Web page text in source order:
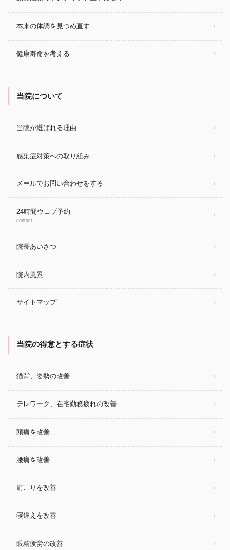
本来の体調を見つめ直す
健康寿命を考える
当院について
当院が選ばれる理由
感染症対策への取り組み
メールでお問い合わせをする
24時間ウェブ予約
contact
院長あいさつ
院内風景
サイトマップ
当院の得意とする症状
猫背、姿勢の改善
テレワーク、在宅勤務疲れの改善
頭痛を改善
腰痛を改善
肩こりを改善
寝違えを改善
眼精疲労の改善